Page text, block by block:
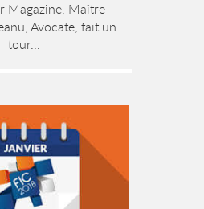
Magazine, Maître
Avocate, fait un
tour...